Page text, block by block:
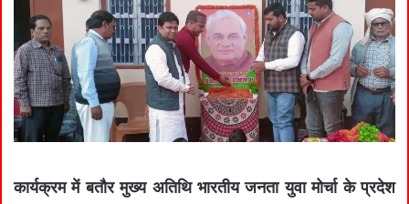
कार्यक्रम में बतौर मुख्य अतिथि भारतीय जनता युवा मोर्चा के प्रदेश